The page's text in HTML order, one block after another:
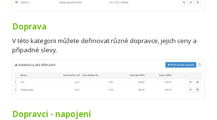
Doprava
V této kategorii můžete definovat různé dopravce, jejich ceny a
případné slevy.
Dopravci - napojení